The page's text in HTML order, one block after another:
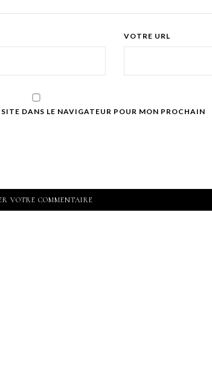
VOTRE URL
DANS LE NAVIGATEUR POUR MON PROCHAIN